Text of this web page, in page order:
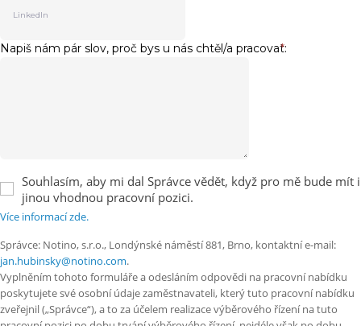
Napiš nám pár slov, proč bys u nás chtěl/a pracovat:
*
Souhlasím, aby mi dal Správce vědět, když pro mě bude mít i
jinou vhodnou pracovní pozici.
Více informací zde.
Správce: Notino, s.r.o., Londýnské náměstí 881, Brno, kontaktní e-mail:
jan.hubinsky@notino.com.
Vyplněním tohoto formuláře a odesláním odpovědi na pracovní nabídku
poskytujete své osobní údaje zaměstnavateli, který tuto pracovní nabídku
zveřejnil („Správce“), a to za účelem realizace výběrového řízení na tuto